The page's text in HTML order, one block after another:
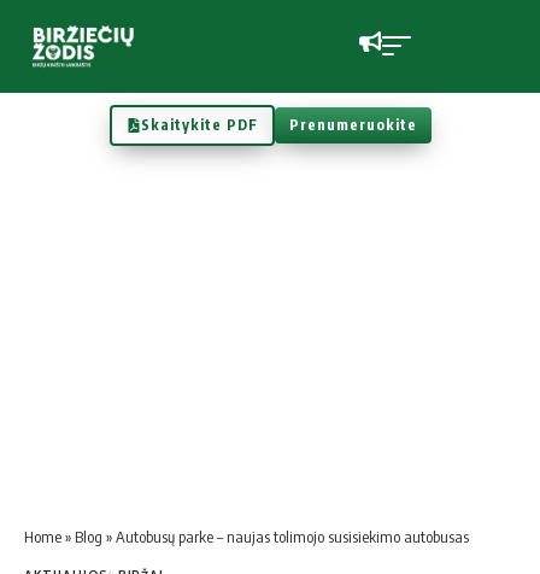
Skaitykite PDF Prenumeruokite
Home» Blog »Autobusų parke – naujas tolimojo susisiekimo autobusas